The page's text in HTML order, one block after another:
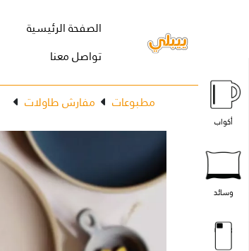
أكواب
وسائد
الصفحة الرئيسية
(current)
تواصل معنا
مطبوعات مفارش طاولات